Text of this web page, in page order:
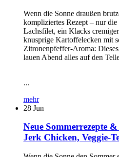
Wenn die Sonne draußen
kompliziertes Rezept – nur
Lachsfilet, ein Klacks
knusprige Kartoffelecken mit
Zitronenpfeffer-Aroma:
lauen Abend alles auf den
...
mehr
28 Jun
Neue Sommerrezepte
Jerk Chicken, Veggie-